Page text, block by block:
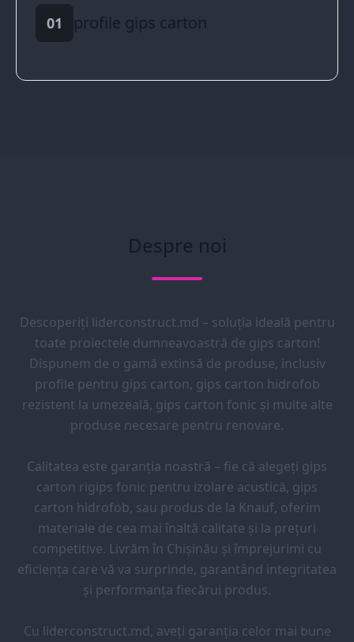
01 profile gips carton
Despre noi
Descoperiți liderconstruct.md – soluția ideală pentru
toate proiectele dumneavoastră de gips carton!
Dispunem de o gamă extinsă de produse, inclusiv
profile pentru gips carton, gips carton hidrofob
rezistent la umezeală, gips carton fonic și multe alte
produse necesare pentru renovare.
Calitatea este garanția noastră – fie că alegeți gips
carton rigips fonic pentru izolare acustică, gips
carton hidrofob, sau produs de la Knauf, oferim
materiale de cea mai înaltă calitate și la prețuri
competitive. Livrăm în Chișinău și împrejurimi cu
eficiența care vă va surprinde, garantând integritatea
și performanța fiecărui produs.
Cu liderconstruct.md, aveți garanția celor mai bune